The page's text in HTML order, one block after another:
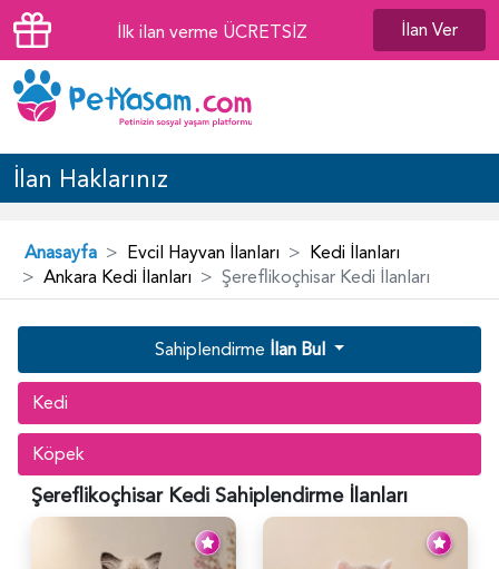
İlk ilan verme ÜCRETSİZ İlan Ver
İlan Haklarınız
Anasayfa Evcil Hayvan İlanları
Kedi İlanları
Ankara Kedi İlanları
Şereflikoçhisar Kedi İlanları
Sahiplendirme İlan Bul
Kedi
Köpek
Şereflikoçhisar Kedi Sahiplendirme İlanları